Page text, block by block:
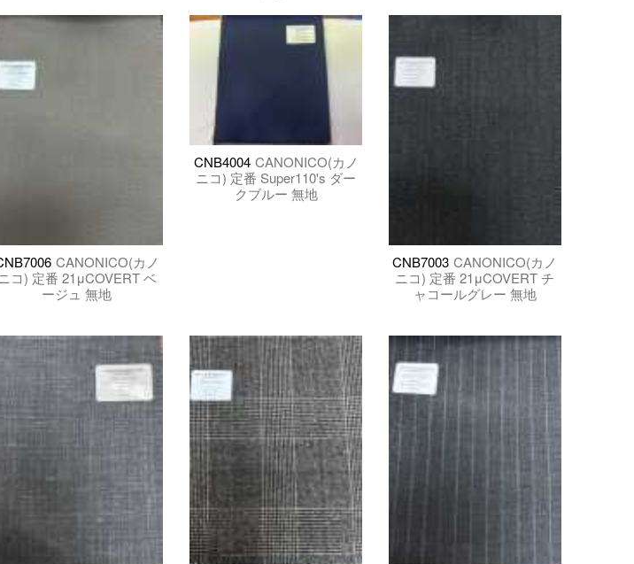
CANONICO(カノ
コ) 定番 21μCOVERT ベ
ージュ 無地
CNB4004 CANONICO(カノ
ニコ) 定番 Super110's ダー
クブルー 無地
CNB7003 CANONICO(カノ
ニコ) 定番 21μCOVERT チ
ャコールグレー 無地